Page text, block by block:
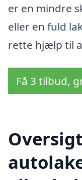
er en mindre
eller en fuld
rette hjælp til
Få 3 tilbud,